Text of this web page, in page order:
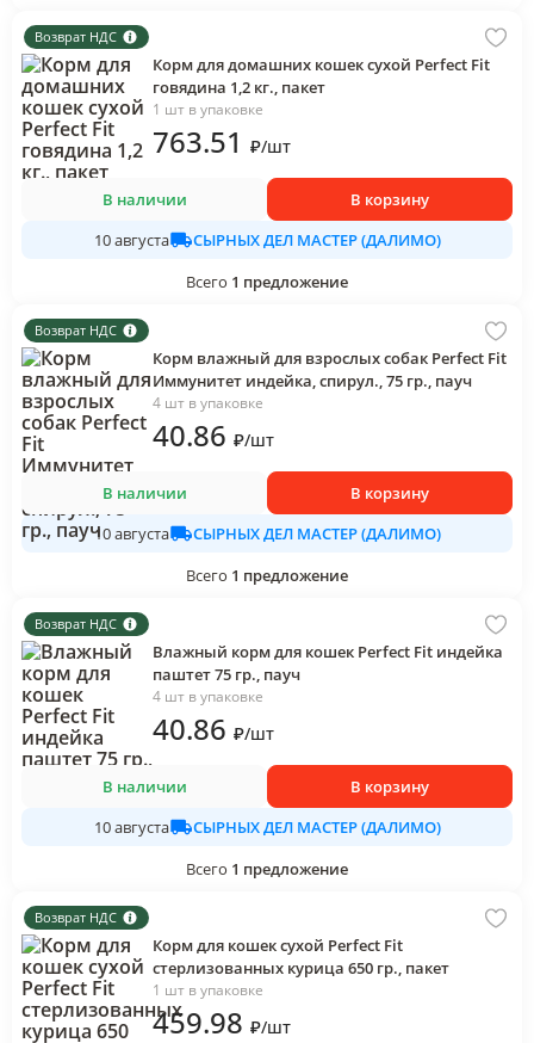
Возврат НДС
Корм для домашних кошек сухой Perfect Fit
говядина 1,2 кг., пакет
1 шт в упаковке
763.51 ₽/шт
В наличии
В корзину
10 августа
СЫРНЫХ ДЕЛ МАСТЕР (ДАЛИМО)
Всего 1 предложение
Возврат НДС
Корм влажный для взрослых собак Perfect Fit
Иммунитет индейка, спирул., 75 гр., пауч
4 шт в упаковке
40.86 ₽/шт
В наличии
В корзину
10 августа
СЫРНЫХ ДЕЛ МАСТЕР (ДАЛИМО)
Всего 1 предложение
Возврат НДС
Влажный корм для кошек Perfect Fit индейка
паштет 75 гр., пауч
4 шт в упаковке
40.86 ₽/шт
В наличии
В корзину
10 августа
СЫРНЫХ ДЕЛ МАСТЕР (ДАЛИМО)
Всего 1 предложение
Возврат НДС
Корм для кошек сухой Perfect Fit
стерлизованных курица 650 гр., пакет
1 шт в упаковке
459.98 ₽/шт